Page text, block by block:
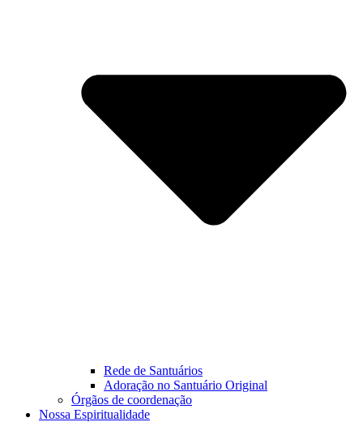
Rede de Santuários
Adoração no Santuário Original
Órgãos de coordenação
Nossa Espiritualidade